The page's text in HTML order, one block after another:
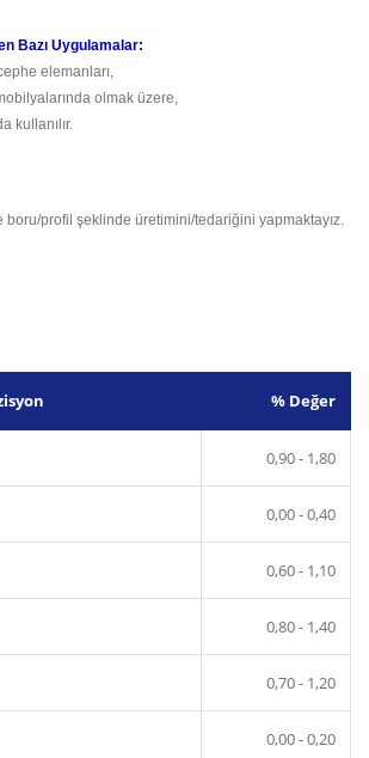
Bazı Uygulamalar:
elemanları,
olmak üzere,
kullanılır.
boru/profil şeklinde üretimini/tedariğini yapmaktayız.
% Değer
0,90 - 1,80
0,00 - 0,40
0,60 - 1,10
0,80 - 1,40
0,70 - 1,20
0,00 - 0,20